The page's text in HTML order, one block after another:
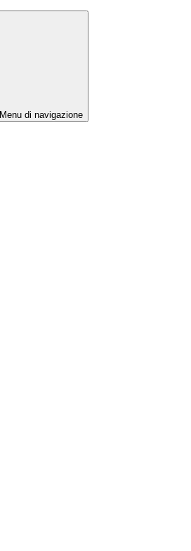
Menu di navigazione